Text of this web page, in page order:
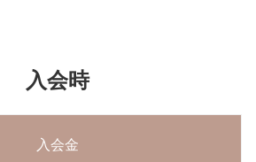
入会時
入会金